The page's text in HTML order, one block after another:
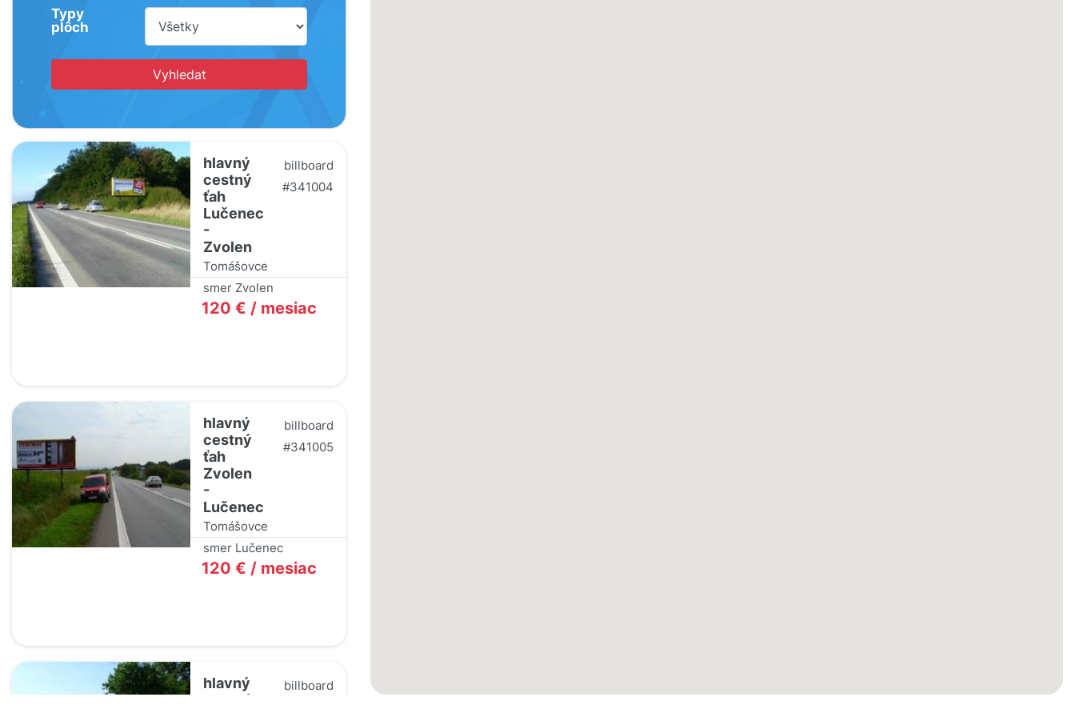
Typy
plôch
hlavný
cestný
ťah
Lučenec
-
Zvolen
Tomášovce
billboard
#341004
smer Zvolen
120 € / mesiac
hlavný
cestný
ťah
Zvolen
-
Lučenec
Tomášovce
billboard
#341005
smer Lučenec
120 € / mesiac
hlavný
cestný
billboard